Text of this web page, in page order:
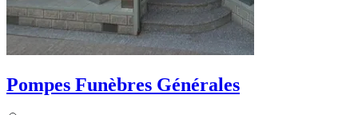
Pompes Funèbres Générales